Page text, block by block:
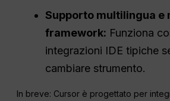
Supporto multilingua e
framework: Funziona
integrazioni IDE tipiche
cambiare strumento.
In breve: Cursor è progettato per